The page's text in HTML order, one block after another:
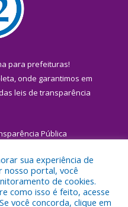
para prefeituras!
onde garantimos em
leis de transparência
Pública
Municipal de Igarapé-
sua experiência de
nosso portal, você
de cookies.
como isso é feito, acesse
você concorda, clique em